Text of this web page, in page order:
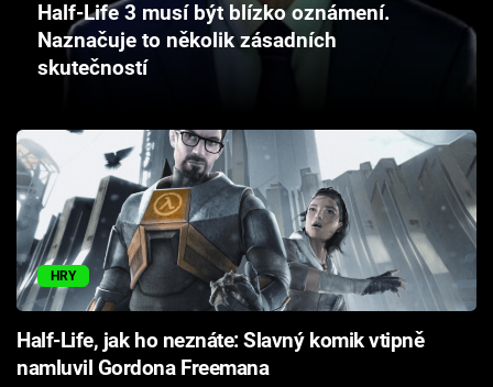
Pořady
Sledujte prima+
Přihlášení
Sledujte nás
Half-Life 3 musí být blízko oznámení.
Naznačuje to několik zásadních
skutečností
HRY
Half-Life, jak ho neznáte: Slavný komik vtipně
namluvil Gordona Freemana